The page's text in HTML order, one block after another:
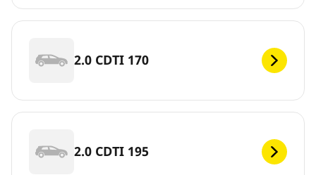
2.0 CDTI 170
2.0 CDTI 195